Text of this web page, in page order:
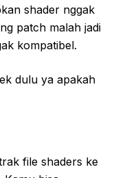
shader nggak
patch malah jadi
kompatibel.
dulu ya apakah
file shaders ke